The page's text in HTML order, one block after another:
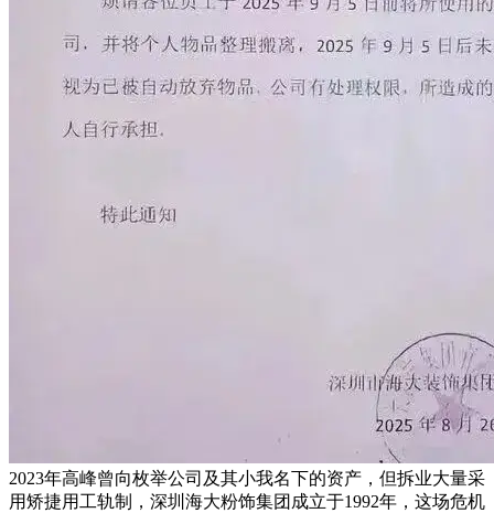
2023年高峰曾向枚举公司及其小我名下的资产，但拆业大量采
用矫捷用工轨制，深圳海大粉饰集团成立于1992年，这场危机